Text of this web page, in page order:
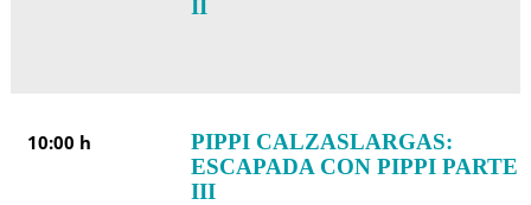
II
10:00 h
PIPPI CALZASLARGAS:
ESCAPADA CON PIPPI PARTE
III